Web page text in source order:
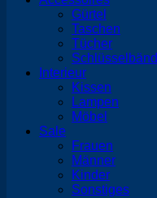
Gürtel
Taschen
Tücher
Interieur
Kissen
Lampen
Möbel
Sale
Frauen
Männer
Kinder
Sonstiges